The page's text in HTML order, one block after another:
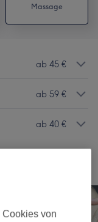
Massage
ab 45 €
ab 59 €
ab 40 €
von